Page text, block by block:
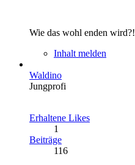
Wie das wohl enden wird?!
Inhalt melden
Waldino
Jungprofi
Erhaltene Likes
1
Beiträge
116